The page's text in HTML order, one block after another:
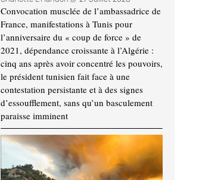
Convocation musclée de l’ambassadrice de
France, manifestations à Tunis pour
l’anniversaire du « coup de force » de
2021, dépendance croissante à l’Algérie :
cinq ans après avoir concentré les pouvoirs,
le président tunisien fait face à une
contestation persistante et à des signes
d’essoufflement, sans qu’un basculement
paraisse imminent